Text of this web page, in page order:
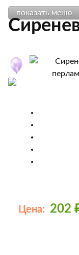
Цена: 202
показать меню